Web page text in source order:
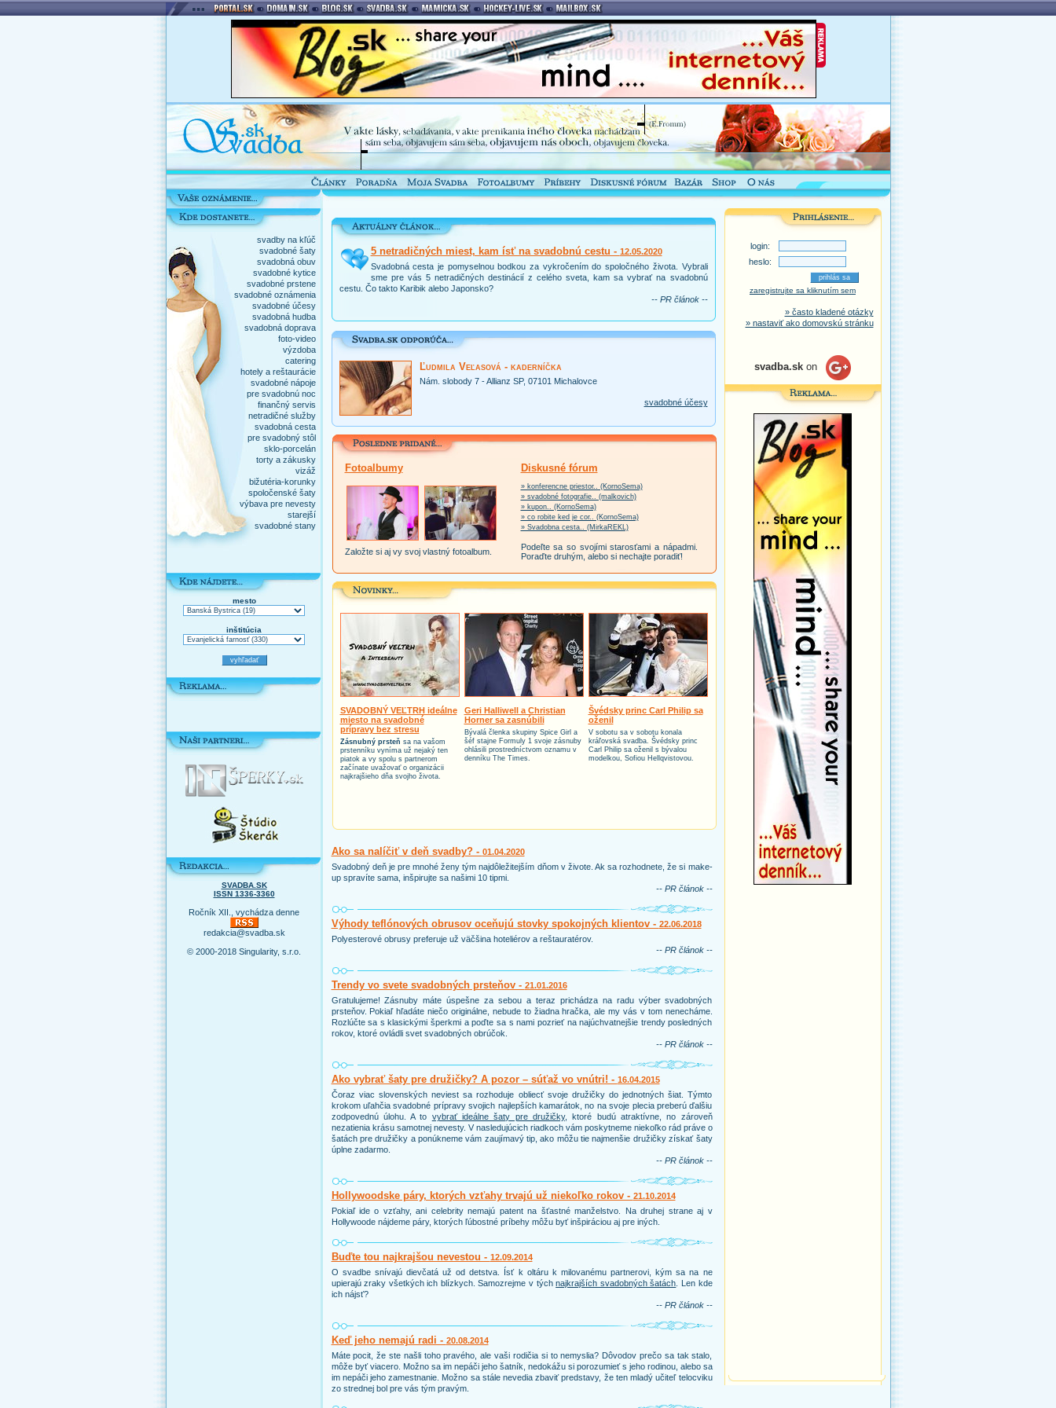
svadby na kľúč
svadobné šaty
svadobná obuv
svadobné kytice
svadobné prstene
svadobné oznámenia
svadobné účesy
svadobná hudba
svadobná doprava
foto-video
výzdoba
catering
hotely a reštaurácie
svadobné nápoje
pre svadobnú noc
finančný servis
netradičné služby
svadobná cesta
pre svadobný stôl
sklo-porcelán
torty a zákusky
vizáž
bižutéria-korunky
spoločenské šaty
výbava pre nevesty
starejší
svadobné stany
mesto
inštitúcia
SVADBA.SK
ISSN 1336-3360
Ročník XII., vychádza denne
redakcia@svadba.sk
© 2000-2018 Singularity, s.r.o.
5 netradičných miest, kam ísť na svadobnú cestu - 12.05.2020
Svadobná cesta je pomyselnou bodkou za vykročením do spoločného života. Vybrali
sme pre vás 5 netradičných destinácií z celého sveta, kam sa vybrať na svadobnú
cestu. Čo takto Karibik alebo Japonsko?
-- PR článok --
Ľudmila Veľasová - kaderníčka
Nám. slobody 7 - Allianz SP, 07101 Michalovce
svadobné účesy
Fotoalbumy
Založte si aj vy svoj vlastný fotoalbum.
Diskusné fórum
» konferencne priestor.. (KornoSema)
» svadobné fotografie.. (malkovich)
» kupon.. (KornoSema)
» co robite ked je cor.. (KornoSema)
» Svadobna cesta.. (MirkaREKL)
Podeľte sa so svojími starosťami a nápadmi.
Poraďte druhým, alebo si nechajte poradiť!
SVADOBNÝ VEĽTRH ideálne
miesto na svadobné
prípravy bez stresu
Zásnubný prsteň sa na vašom
prstenníku vyníma už nejaký ten
piatok a vy spolu s partnerom
začínate uvažovať o organizácii
najkrajšieho dňa svojho života.
Geri Halliwell a Christian
Horner sa zasnúbili
Bývalá členka skupiny Spice Girl a
šéf stajne Formuly 1 svoje zásnuby
ohlásili prostredníctvom oznamu v
denníku The Times.
Švédsky princ Carl Philip sa
oženil
V sobotu sa v sobotu konala
kráľovská svadba. Švédsky princ
Carl Philip sa oženil s bývalou
modelkou, Sofiou Hellqvistovou.
Ako sa nalíčiť v deň svadby? - 01.04.2020
Svadobný deň je pre mnohé ženy tým najdôležitejším dňom v živote. Ak sa rozhodnete, že si make-
up spravíte sama, inšpirujte sa našimi 10 tipmi.
-- PR článok --
Výhody teflónových obrusov oceňujú stovky spokojných klientov - 22.06.2018
Polyesterové obrusy preferuje už väčšina hoteliérov a reštauratérov.
-- PR článok --
Trendy vo svete svadobných prsteňov - 21.01.2016
Gratulujeme! Zásnuby máte úspešne za sebou a teraz prichádza na radu výber svadobných
prsteňov. Pokiaľ hľadáte niečo originálne, nebude to žiadna hračka, ale my vás v tom nenecháme.
Rozlúčte sa s klasickými šperkmi a poďte sa s nami pozrieť na najúchvatnejšie trendy posledných
rokov, ktoré ovládli svet svadobných obrúčok.
-- PR článok --
Ako vybrať šaty pre družičky? A pozor – súťaž vo vnútri! - 16.04.2015
Čoraz viac slovenských neviest sa rozhoduje obliecť svoje družičky do jednotných šiat. Týmto
krokom uľahčia svadobné prípravy svojich najlepších kamarátok, no na svoje plecia preberú ďalšiu
zodpovednú úlohu. A to vybrať ideálne šaty pre družičky, ktoré budú atraktívne, no zároveň
nezatienia krásu samotnej nevesty. V nasledujúcich riadkoch vám poskytneme niekoľko rád práve o
šatách pre družičky a ponúkneme vám zaujímavý tip, ako môžu tie najmenšie družičky získať šaty
úplne zadarmo.
-- PR článok --
Hollywoodske páry, ktorých vzťahy trvajú už niekoľko rokov - 21.10.2014
Pokiaľ ide o vzťahy, ani celebrity nemajú patent na šťastné manželstvo. Na druhej strane aj v
Hollywoode nájdeme páry, ktorých ľúbostné príbehy môžu byť inšpiráciou aj pre iných.
Buďte tou najkrajšou nevestou - 12.09.2014
O svadbe snívajú dievčatá už od detstva. Ísť k oltáru k milovanému partnerovi, kým sa na ne
upierajú zraky všetkých ich blízkych. Samozrejme v týchnajkrajších svadobných šatách . Len kde
ich nájsť?
-- PR článok --
Keď jeho nemajú radi - 20.08.2014
Máte pocit, že ste našli toho pravého, ale vaši rodičia si to nemyslia? Dôvodov prečo sa tak stalo,
môže byť viacero. Možno sa im nepáči jeho šatník, nedokážu si porozumieť s jeho rodinou, alebo sa
im nepáči jeho zamestnanie. Možno sa stále nevedia zbaviť predstavy, že ten mladý učiteľ telocviku
zo strednej bol pre vás tým pravým.
login:
heslo:
zaregistrujte sa kliknutím sem
» často kladené otázky
» nastaviť ako domovskú stránku
svadba.sk on